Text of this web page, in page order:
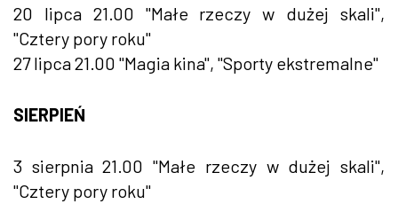
20 lipca 21.00 "Małe rzeczy w dużej skali",
"Cztery pory roku"
27 lipca 21.00 "Magia kina", "Sporty ekstremalne"
SIERPIEŃ
3 sierpnia 21.00 "Małe rzeczy w dużej skali",
"Cztery pory roku"